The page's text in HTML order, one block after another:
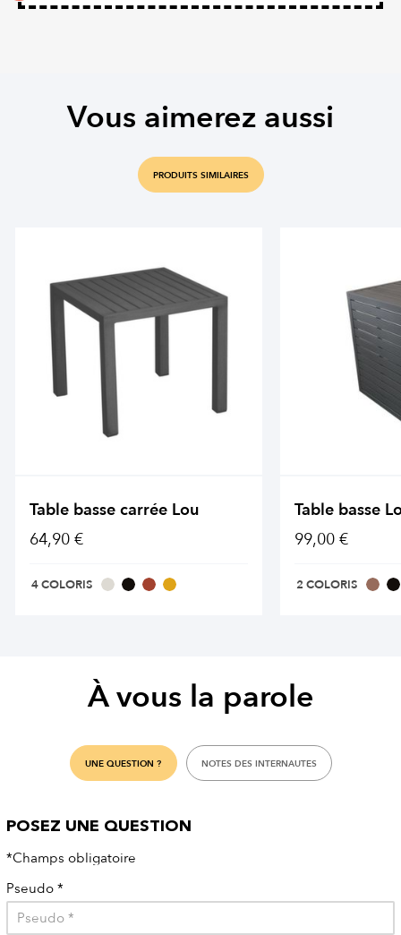
Vous aimerez aussi
PRODUITS SIMILAIRES
Table basse carrée Lou
64,90 €
4 COLORIS
Table basse
99,00 €
2 COLORIS
À vous la parole
UNE QUESTION ? NOTES DES INTERNAUTES
POSEZ UNE QUESTION
*Champs obligatoire
Pseudo *